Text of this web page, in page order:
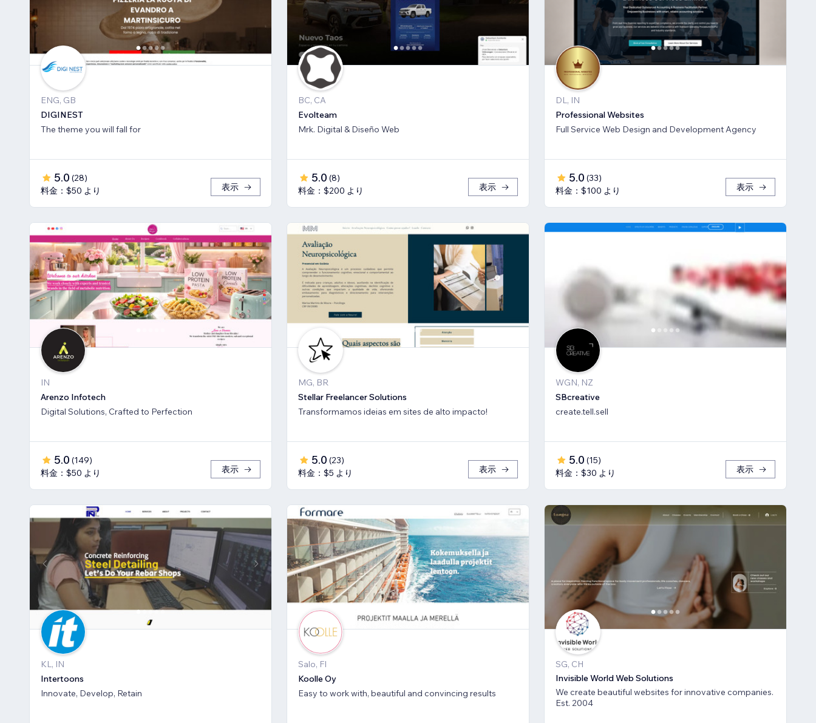
ENG, GB
DIGINEST
The theme you will fall for
5.0 (28)
料金：$50 より
表示
BC, CA
Evolteam
Mrk. Digital & Diseño Web
5.0 (8)
料金：$200 より
表示
DL, IN
Professional Websites
Full Service Web Design and Development Agency
5.0 (33)
料金：$100 より
表示
IN
Arenzo Infotech
Digital Solutions, Crafted to Perfection
5.0 (149)
料金：$50 より
表示
MG, BR
Stellar Freelancer Solutions
Transformamos ideias em sites de alto impacto!
5.0 (23)
料金：$5 より
表示
WGN, NZ
SBcreative
create.tell.sell
5.0 (15)
料金：$30 より
表示
KL, IN
Intertoons
Innovate, Develop, Retain
Salo, FI
Koolle Oy
Easy to work with, beautiful and convincing results
SG, CH
Invisible World Web Solutions
We create beautiful websites for innovative companies.
Est. 2004